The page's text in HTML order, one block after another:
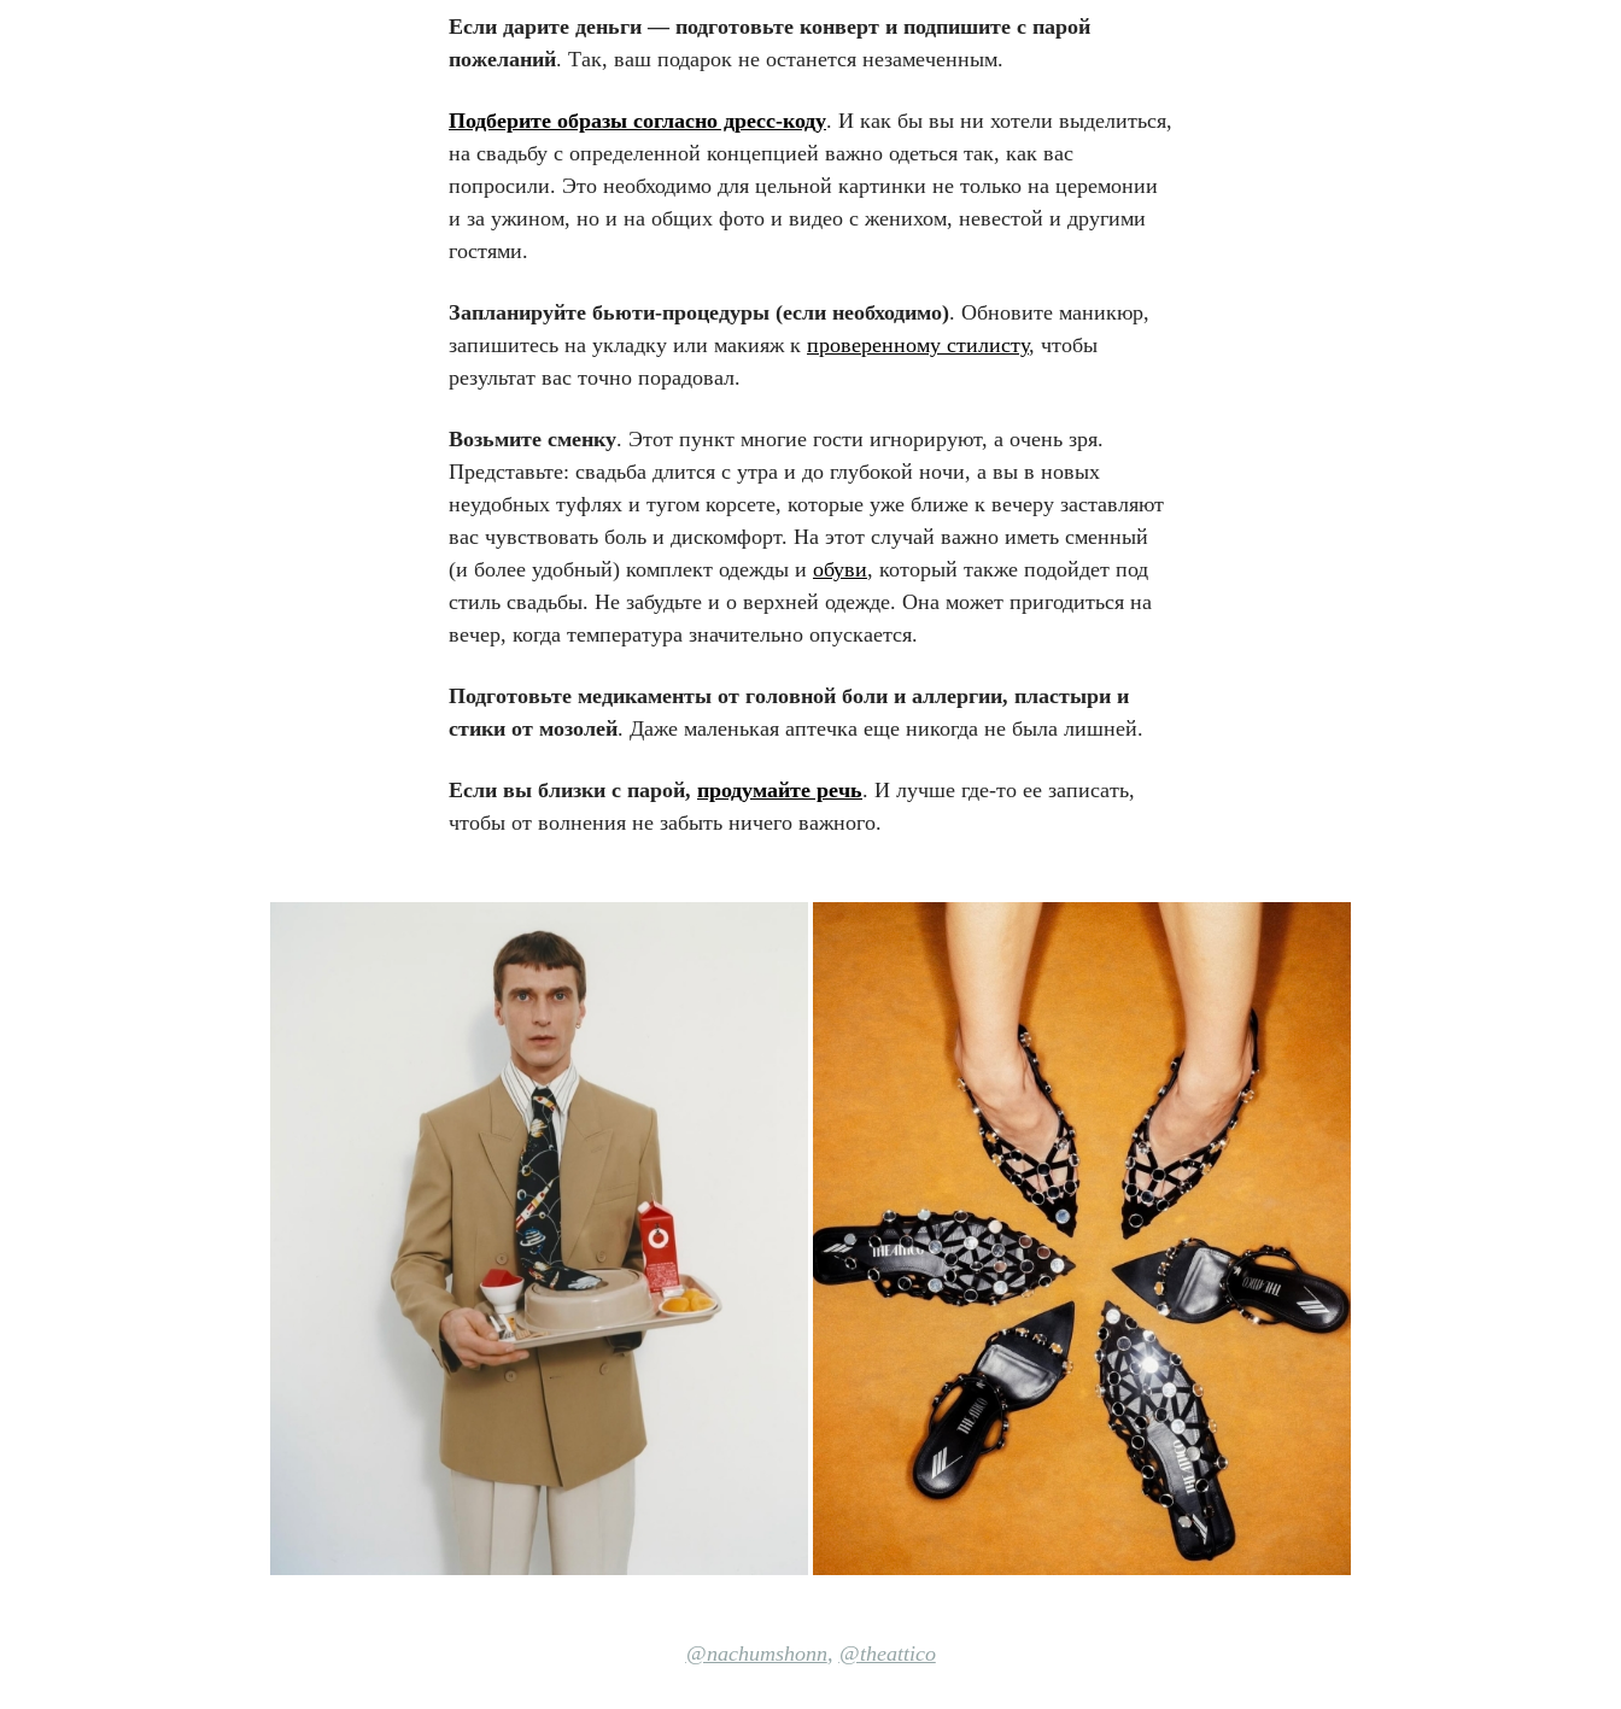
Если дарите деньги — подготовьте конверт и подпишите с парой
пожеланий. Так, ваш подарок не останется незамеченным.
Подберите образы согласно дресс-коду. И как бы вы ни хотели выделиться,
на свадьбу с определенной концепцией важно одеться так, как вас
попросили. Это необходимо для цельной картинки не только на церемонии
и за ужином, но и на общих фото и видео с женихом, невестой и другими
гостями.
Запланируйте бьюти-процедуры (если необходимо). Обновите маникюр,
запишитесь на укладку или макияж к проверенному стилисту, чтобы
результат вас точно порадовал.
Возьмите сменку. Этот пункт многие гости игнорируют, а очень зря.
Представьте: свадьба длится с утра и до глубокой ночи, а вы в новых
неудобных туфлях и тугом корсете, которые уже ближе к вечеру заставляют
вас чувствовать боль и дискомфорт. На этот случай важно иметь сменный
(и более удобный) комплект одежды и обуви, который также подойдет под
стиль свадьбы. Не забудьте и о верхней одежде. Она может пригодиться на
вечер, когда температура значительно опускается.
Подготовьте медикаменты от головной боли и аллергии, пластыри и
стики от мозолей. Даже маленькая аптечка еще никогда не была лишней.
Если вы близки с парой, продумайте речь. И лучше где-то ее записать,
чтобы от волнения не забыть ничего важного.
@nachumshonn, @theattico